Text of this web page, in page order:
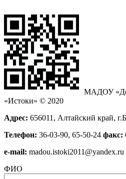
МАДОУ
«Истоки» © 2020
Адрес: 656011, Алтайский край,
Телефон: 36-03-90, 65-50-24 факс:
е-mail: madou.istoki2011@yandex.ru
ФИО